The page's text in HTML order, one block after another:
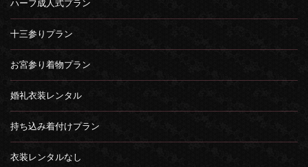
ハーフ成人式プラン
十三参りプラン
お宮参り着物プラン
婚礼衣装レンタル
持ち込み着付けプラン
衣装レンタルなし